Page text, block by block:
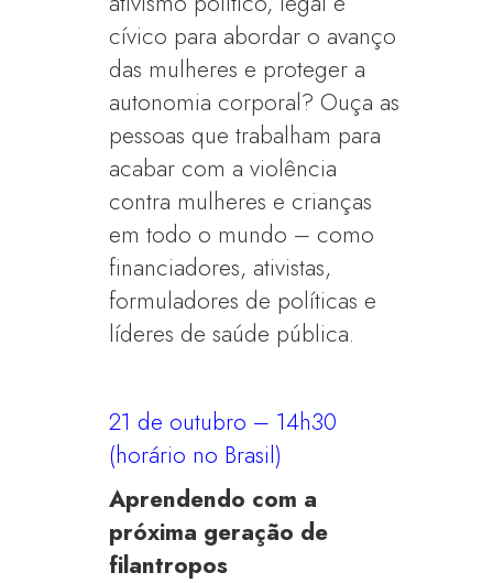
cívico para abordar o avanço
das mulheres e proteger a
autonomia corporal? Ouça as
pessoas que trabalham para
acabar com a violência
contra mulheres e crianças
em todo o mundo – como
financiadores, ativistas,
formuladores de políticas e
líderes de saúde pública.
21 de outubro – 14h30
(horário no Brasil)
Aprendendo com a
próxima geração de
filantropos